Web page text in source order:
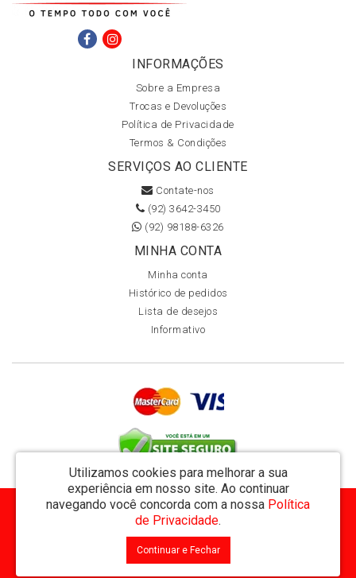
INFORMAÇÕES
Sobre a Empresa
Trocas e Devoluções
Política de Privacidade
Termos & Condições
SERVIÇOS AO CLIENTE
Contate-nos
(92) 3642-3450
(92) 98188-6326
MINHA CONTA
Minha conta
Histórico de pedidos
Lista de desejos
Informativo
Utilizamos cookies para melhorar a sua
experiência em nosso site. Ao continuar
navegando você concorda com a nossa Política
de Privacidade.
Continuar e Fechar
MVT Comércio de Representação de Livros Ltda - CNPJ: 11.162.894/0001-32
Rua Visconde de Utinga 234 - Parque das Laranjeiras - Manaus / AM - CEP: 69058-810
MVT Livraria © 2026